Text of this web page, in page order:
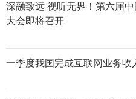
深融致远 视听无界！第六届
大会即将召开
一季度我国完成互联网业务